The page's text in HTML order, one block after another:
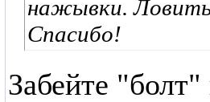
нажывки. Ловить
Спасибо!
Забейте "болт"